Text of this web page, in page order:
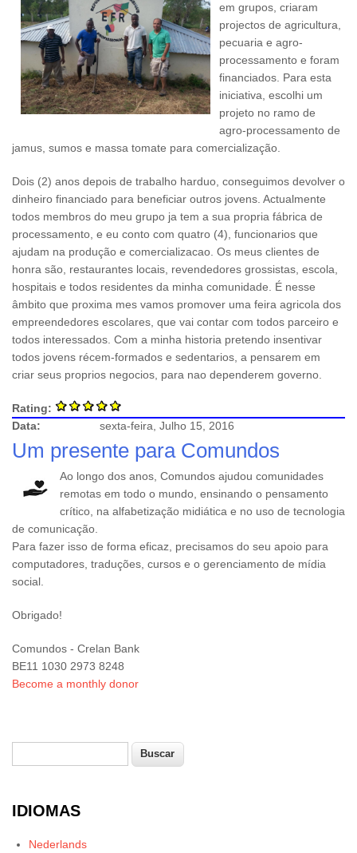
em grupos, criaram
projectos de agricultura,
pecuaria e agro-
processamento e foram
financiados. Para esta
iniciativa, escolhi um
projeto no ramo de
agro-processamento de
jamus, sumos e massa tomate para comercialização.
Dois (2) anos depois de trabalho harduo, conseguimos devolver o
dinheiro financiado para beneficiar outros jovens. Actualmente
todos membros do meu grupo ja tem a sua propria fábrica de
processamento, e eu conto com quatro (4), funcionarios que
ajudam na produção e comercializacao. Os meus clientes de
honra são, restaurantes locais, revendedores grossistas, escola,
hospitais e todos residentes da minha comunidade. É nesse
âmbito que proxima mes vamos promover uma feira agricola dos
empreendedores escolares, que vai contar com todos parceiro e
todos interessados. Com a minha historia pretendo insentivar
todos jovens récem-formados e sedentarios, a pensarem em
criar seus proprios negocios, para nao dependerem governo.
Rating:
Data:
sexta-feira, Julho 15, 2016
Um presente para Comundos
Ao longo dos anos, Comundos ajudou comunidades
remotas em todo o mundo, ensinando o pensamento
crítico, na alfabetização midiática e no uso de tecnologia
de comunicação.
Para fazer isso de forma eficaz, precisamos do seu apoio para
computadores, traduções, cursos e o gerenciamento de mídia
social.
Obrigado!
Comundos - Crelan Bank
BE11 1030 2973 8248
Become a monthly donor
Formulário de busca
IDIOMAS
Nederlands